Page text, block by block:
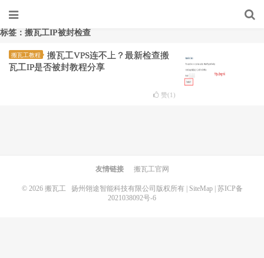
标签：搬瓦工IP被封检查
搬瓦工教程
搬瓦工VPS连不上？最新检查搬
瓦工IP是否被封教程分享
赞(1 )
友情链接 搬瓦工官网
© 2026 搬瓦工扬州翎途智能科技有限公司版权所有 | SiteMap| 苏ICP备
2021038092号-6